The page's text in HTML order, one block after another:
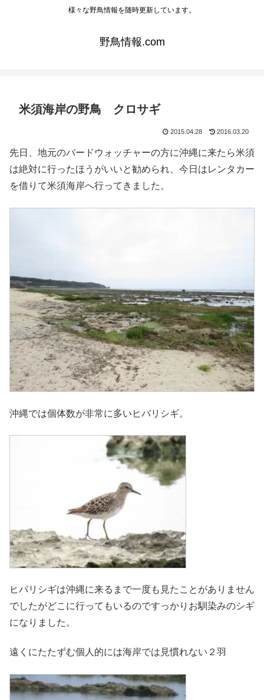
様々な野鳥情報を随時更新しています。
野鳥情報.com
米須海岸の野鳥 クロサギ
2015.04.28 2016.03.20
先日、地元のバードウォッチャーの方に沖縄に来たら米須
は絶対に行ったほうがいいと勧められ、今日はレンタカー
を借りて米須海岸へ行ってきました。
沖縄では個体数が非常に多いヒバリシギ。
ヒバリシギは沖縄に来るまで一度も見たことがありません
でしたがどこに行ってもいるのですっかりお馴染みのシギ
になりました。
遠くにたたずむ個人的には海岸では見慣れない２羽